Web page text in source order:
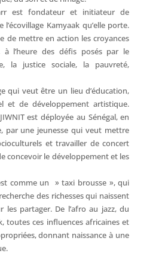
est fondateur et initiateur de
l’écovillage Kamyaak qu’elle porte.
de mettre en action les croyances
l’heure des défis posés par le
la justice sociale, la pauvreté,
qui veut être un lieu d’éducation,
et de développement artistique.
est déployée au Sénégal, en
par une jeunesse qui veut mettre
et travailler de concert
concevoir le développement et les
comme un » taxi brousse », qui
des richesses qui naissent
les partager. De l’afro au jazz, du
toutes ces influences africaines et
donnant naissance à une